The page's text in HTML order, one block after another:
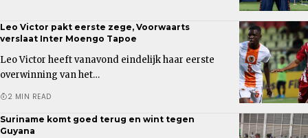
Leo Victor pakt eerste zege, Voorwaarts
verslaat Inter Moengo Tapoe
Leo Victor heeft vanavond eindelijk haar eerste
overwinning van het…
2 MIN READ
Suriname komt goed terug en wint tegen
Guyana